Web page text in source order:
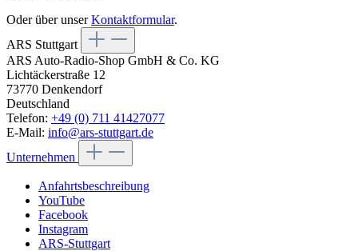
Oder über unserKontaktformular.
ARS Stuttgart
ARS Auto-Radio-Shop GmbH & Co. KG
Lichtäckerstraße 12
73770 Denkendorf
Deutschland
Telefon: +49 (0) 711 41427077
E-Mail: info@ars-stuttgart.de
Unternehmen
Anfahrtsbeschreibung
YouTube
Facebook
Instagram
ARS-Stuttgart